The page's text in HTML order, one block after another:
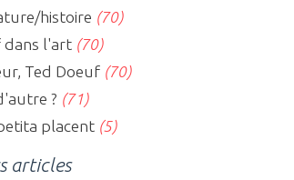
histoire (70)
dans l'art(70)
Ted Doeuf(70)
? (71)
placent(5)
articles